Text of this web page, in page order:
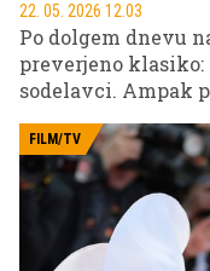
22. 05. 2026 12.03
Po dolgem dnevu
preverjeno
sodelavci. Ampak
druženja,
FILM/TV